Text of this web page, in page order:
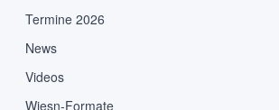
Termine 2026
News
Videos
Wiesn-Formate